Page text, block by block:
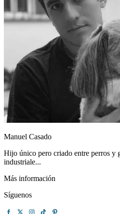
Manuel Casado
Hijo único pero criado entre perros y
industriale...
Más información
Síguenos